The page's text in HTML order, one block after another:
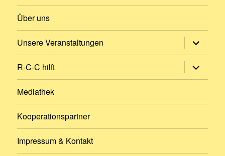
Über uns
Unsere Veranstaltungen
öffnen
R-C-C hilft
öffnen
Mediathek
Kooperationspartner
Impressum & Kontakt